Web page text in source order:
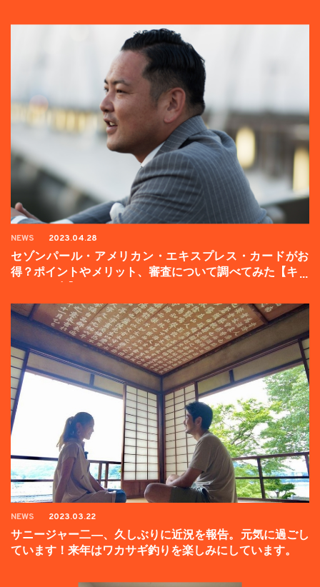
NEWS 2023.04.28
セゾンパール・アメリカン・エキスプレス・カードがお
得？ポイントやメリット、審査について調べてみた【キャ
NEWS 2023.03.22
サニージャー二―、久しぶりに近況を報告。元気に過ごし
ています！来年はワカサギ釣りを楽しみにしています。